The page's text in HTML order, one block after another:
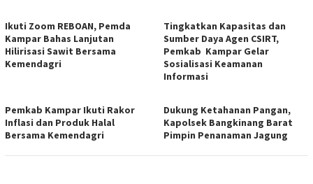
Ikuti Zoom REBOAN, Pemda
Kampar Bahas Lanjutan
Hilirisasi Sawit Bersama
Kemendagri
Tingkatkan Kapasitas dan
Sumber Daya Agen CSIRT,
Pemkab Kampar Gelar
Sosialisasi Keamanan
Informasi
Pemkab Kampar Ikuti Rakor
Inflasi dan Produk Halal
Bersama Kemendagri
Dukung Ketahanan Pangan,
Kapolsek Bangkinang Barat
Pimpin Penanaman Jagung